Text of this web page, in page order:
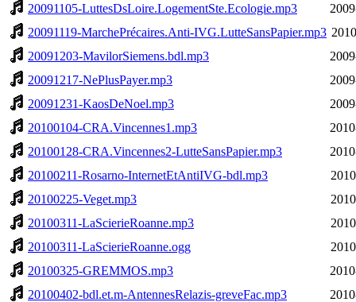
20091105-LuttesDsLoire.LogementSte.Ecologie.mp3
20091119-MarchePrécaires.Anti-IVG.LutteSansPapier.mp3
20091203-MavilorSiemens.bdl.mp3
20091217-NePlusPayer.mp3
20091231-KaosDeNoel.mp3
20100104-CRA.Vincennes1.mp3
20100128-CRA.Vincennes2-LutteSansPapier.mp3
20100211-Rosarno-InternetEtAntiIVG-bdl.mp3
20100225-Veget.mp3
20100311-LaScierieRoanne.mp3
20100311-LaScierieRoanne.ogg
20100325-GREMMOS.mp3
20100402-bdl.et.m-AntennesRelazis-greveFac.mp3